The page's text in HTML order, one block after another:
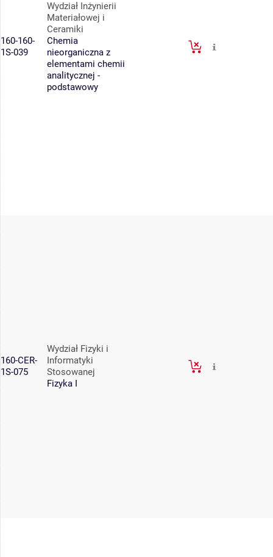
160-160-
1S-039
Wydział Inżynierii
Materiałowej i
Ceramiki
Chemia
nieorganiczna z
elementami chemii
analitycznej -
podstawowy
160-CER-
1S-075
Wydział Fizyki i
Informatyki
Stosowanej
Fizyka I